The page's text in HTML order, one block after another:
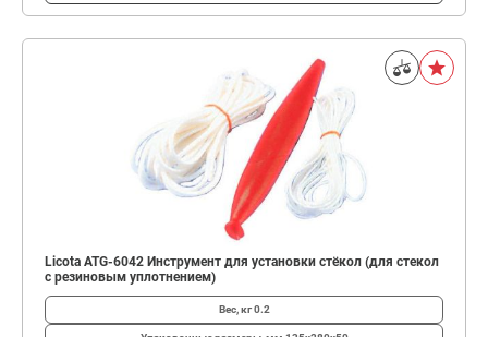
Licota ATG-6042 Инструмент для установки стёкол (для стекол
с резиновым уплотнением)
Вес, кг0.2